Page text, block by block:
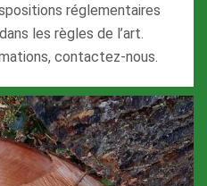
réglementaires
les règles de l’art.
contactez-nous.